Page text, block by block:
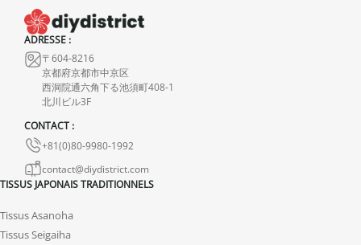
neuf et dans son emballage d’origine), nous vous rembourserons
le montant de votre commande, hors frais d’expédition initiaux.
Aucun remboursement ne sera effectué pour des produits
endommagés.
En cas de défaut de notre part, contactez-nous dans les 72 heures
avec photos ou vidéo, afin que nous trouvions ensemble une
solution rapide et adaptée.
ADRESSE :
〒604-8216
京都府京都市中京区
西洞院通六角下る池須町408-1
北川ビル3F
CONTACT :
+81(0)80-9980-1992
contact@diydistrict.com
TISSUS JAPONAIS TRADITIONNELS
Tissus Asanoha
Tissus Seigaiha